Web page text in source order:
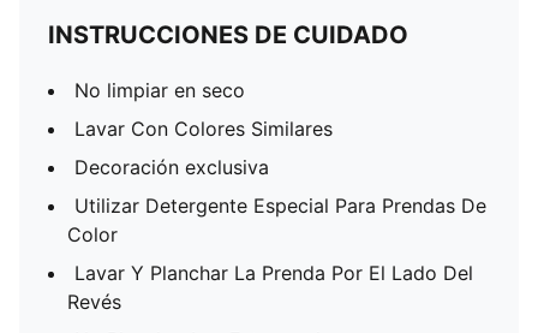
INSTRUCCIONES DE CUIDADO
No limpiar en seco
Lavar Con Colores Similares
Decoración exclusiva
Utilizar Detergente Especial Para Prendas De
Color
Lavar Y Planchar La Prenda Por El Lado Del
Revés